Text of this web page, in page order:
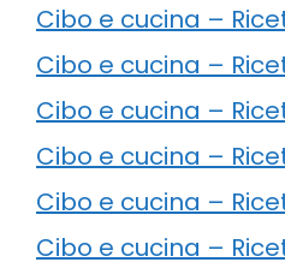
Cibo e cucina –
Cibo e cucina –
Cibo e cucina –
Cibo e cucina –
Cibo e cucina –
Cibo e cucina –